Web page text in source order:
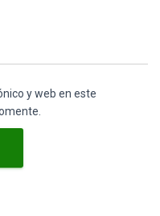
y web en este